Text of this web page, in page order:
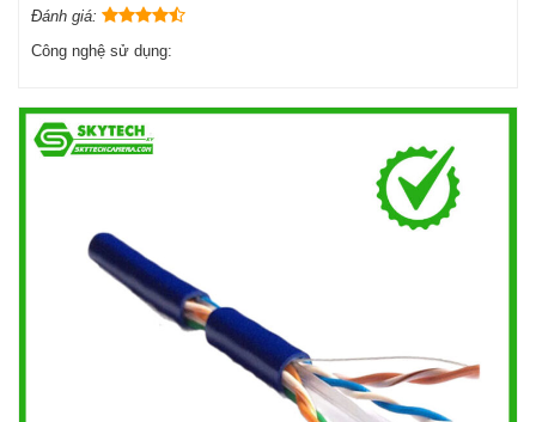
Đánh giá:
Công nghệ sử dụng: